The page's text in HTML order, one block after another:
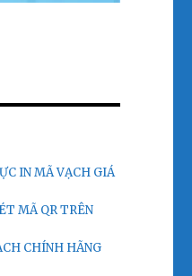
IN MÃ VẠCH GIÁ
MÃ QR TRÊN
CHÍNH HÃNG